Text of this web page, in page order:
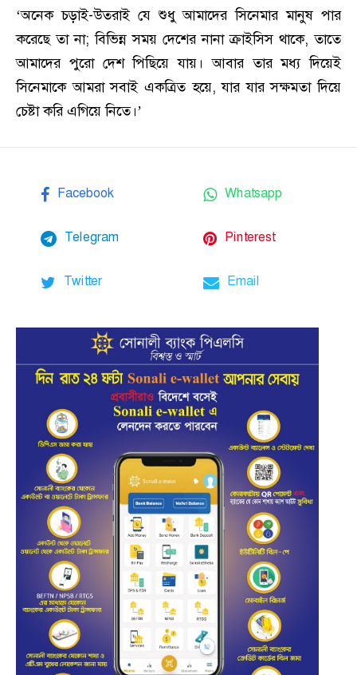
‘অনেক চড়াই-উতরাই যে শুধু আমাদের সিনেমার মানুষ পার
করেছে তা না; বিভিন্ন সময় দেশের নানা ক্রাইসিস থাকে, তাতে
আমাদের পুরো দেশ পিছিয়ে যায়। আবার তার মধ্য দিয়েই
সিনেমাকে আমরা সবাই একত্রিত হয়ে, যার যার সক্ষমতা দিয়ে
চেষ্টা করি এগিয়ে নিতে।’
Facebook Whatsapp
Telegram Pinterest
Twitter Email